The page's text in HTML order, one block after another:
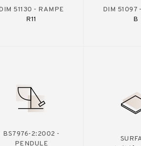
51130 - RAMPE
R11
DIM 51097
B
BS7976-2:2002 -
PENDULE